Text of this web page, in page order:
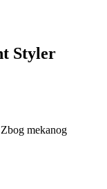
Styler
mekanog